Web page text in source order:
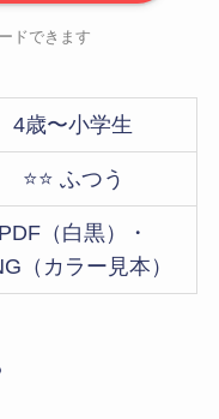
ドできます
4歳〜小学生
⭐⭐ ふつう
PDF（白黒）・
（カラー見本）